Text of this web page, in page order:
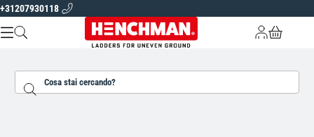
Vai al contenuto
+31207930118
CHI SIAMO
SCALE A TREPPIEDE PIATTAFORME
Cerca...